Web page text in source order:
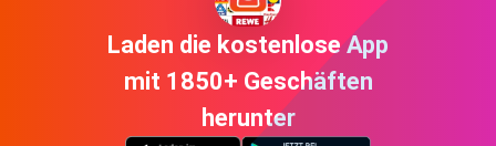
Laden die kostenlose App
mit 1850+ Geschäften
herunter